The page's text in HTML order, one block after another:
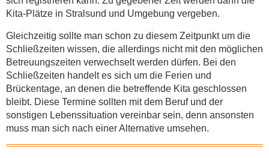
Wo findet der Flohmarkt statt?*
KONTAKTDATEN
Kita-Plätze in Stralsund und Umgebung vergeben.
Gleichzeitig sollte man schon zu diesem Zeitpunkt um die
Schließzeiten wissen, die allerdings nicht mit den möglichen
Betreuungszeiten verwechselt werden dürfen. Bei den
Schließzeiten handelt es sich um die Ferien und
Brückentage, an denen die betreffende Kita geschlossen
bleibt. Diese Termine sollten mit dem Beruf und der
sonstigen Lebenssituation vereinbar sein, denn ansonsten
muss man sich nach einer Alternative umsehen.